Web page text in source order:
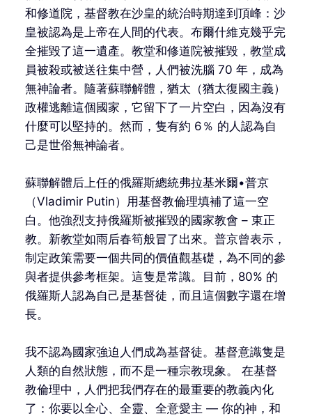
和修道院，基督教在沙皇的統治時期達到頂峰：沙
皇被認為是上帝在人間的代表。布爾什維克幾乎完
全摧毀了這一遺產。教堂和修道院被摧毀，教堂成
員被殺或被送往集中營，人們被洗腦 70 年，成為
無神論者。隨著蘇聯解體，猶太（猶太復國主義）
政權逃離這個國家，它留下了一片空白，因為沒有
什麼可以堅持的。然而，隻有約 6％ 的人認為自
己是世俗無神論者。
蘇聯解體后上任的俄羅斯總統弗拉基米爾•普京
（Vladimir Putin）用基督教倫理填補了這一空
白。他強烈支持俄羅斯被摧毀的國家教會 – 東正
教。新教堂如雨后春筍般冒了出來。普京曾表示，
制定政策需要一個共同的價值觀基礎，為不同的參
與者提供參考框架。這隻是常識。目前，80% 的
俄羅斯人認為自己是基督徒，而且這個數字還在增
長。
我不認為國家強迫人們成為基督徒。基督意識隻是
人類的自然狀態，而不是一種宗教現象。 在基督
教倫理中，人們把我們存在的最重要的教義內化
了：你要以全心、全靈、全意愛主 — 你的神，和